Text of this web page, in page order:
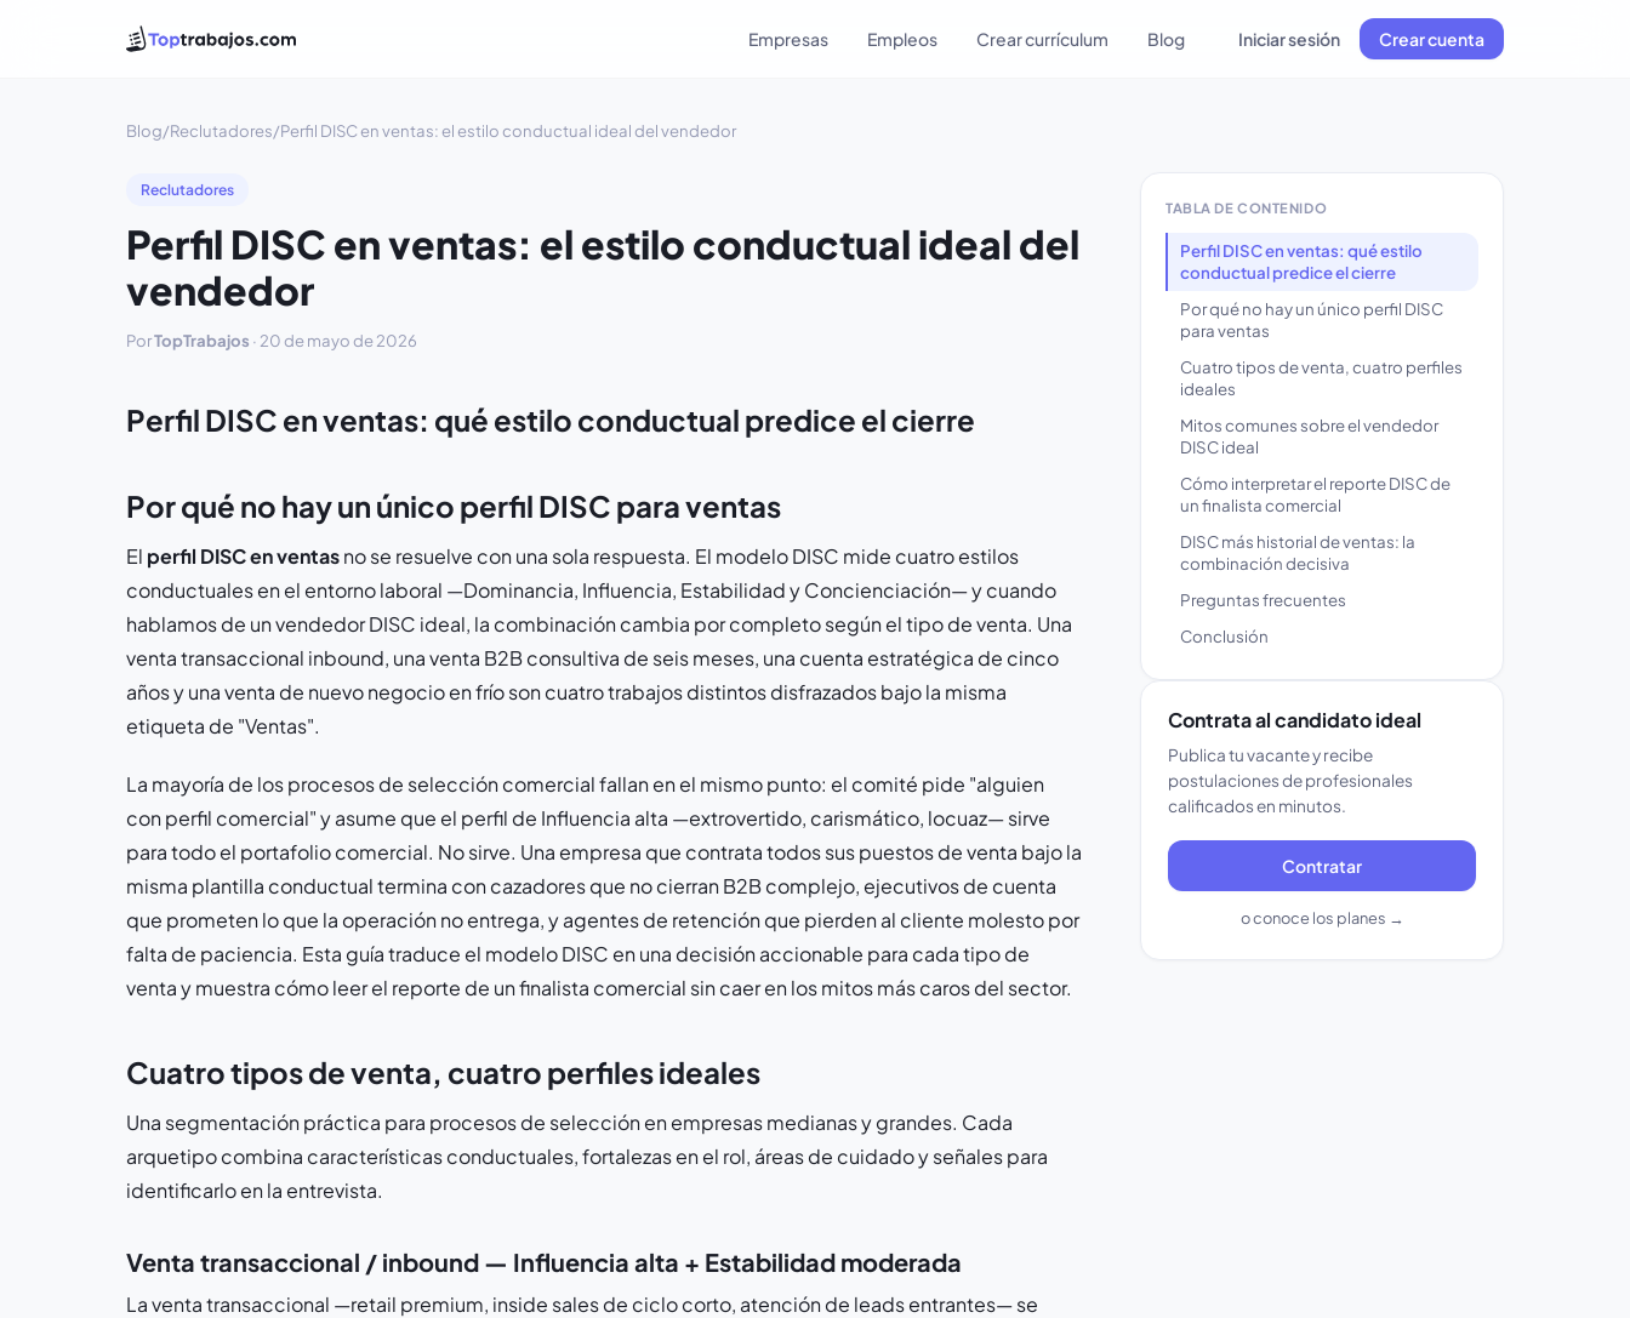
Empresas Empleos Crear currículum Blog Iniciar sesión Crear cuenta
Blog/Reclutadores/Perfil DISC en ventas: el estilo conductual ideal del vendedor
Reclutadores
Perfil DISC en ventas: el estilo conductual ideal del
vendedor
PorTopTrabajos · 20 de mayo de 2026
Perfil DISC en ventas: qué estilo conductual predice el cierre
Por qué no hay un único perfil DISC para ventas
El perfil DISC en ventasno se resuelve con una sola respuesta. El modelo DISC mide cuatro estilos
conductuales en el entorno laboral —Dominancia, Influencia, Estabilidad y Concienciación— y cuando
hablamos de un vendedor DISC ideal, la combinación cambia por completo según el tipo de venta. Una
venta transaccional inbound, una venta B2B consultiva de seis meses, una cuenta estratégica de cinco
años y una venta de nuevo negocio en frío son cuatro trabajos distintos disfrazados bajo la misma
etiqueta de "Ventas".
La mayoría de los procesos de selección comercial fallan en el mismo punto: el comité pide "alguien
con perfil comercial" y asume que el perfil de Influencia alta —extrovertido, carismático, locuaz— sirve
para todo el portafolio comercial. No sirve. Una empresa que contrata todos sus puestos de venta bajo la
misma plantilla conductual termina con cazadores que no cierran B2B complejo, ejecutivos de cuenta
que prometen lo que la operación no entrega, y agentes de retención que pierden al cliente molesto por
falta de paciencia. Esta guía traduce el modelo DISC en una decisión accionable para cada tipo de
venta y muestra cómo leer el reporte de un finalista comercial sin caer en los mitos más caros del sector.
Cuatro tipos de venta, cuatro perfiles ideales
Una segmentación práctica para procesos de selección en empresas medianas y grandes. Cada
arquetipo combina características conductuales, fortalezas en el rol, áreas de cuidado y señales para
identificarlo en la entrevista.
Venta transaccional / inbound — Influencia alta + Estabilidad moderada
La venta transaccional —retail premium, inside sales de ciclo corto, atención de leads entrantes— se
TABLA DE CONTENIDO
Perfil DISC en ventas: qué estilo
conductual predice el cierre
Por qué no hay un único perfil DISC
para ventas
Cuatro tipos de venta, cuatro perfiles
ideales
Mitos comunes sobre el vendedor
DISC ideal
Cómo interpretar el reporte DISC de
un finalista comercial
DISC más historial de ventas: la
combinación decisiva
Preguntas frecuentes
Conclusión
Contrata al candidato ideal
Publica tu vacante y recibe
postulaciones de profesionales
calificados en minutos.
Contratar
o conoce los planes →